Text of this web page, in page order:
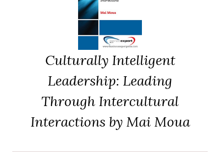
Culturally Intelligent
Leadership: Leading
Through Intercultural
Interactions by Mai Moua